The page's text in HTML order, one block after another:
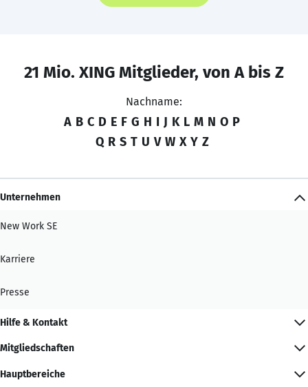
21 Mio. XING Mitglieder, von A bis Z
Nachname:
A B C D E F G H I J K L M N O P
Q R S T U V W X Y Z
Unternehmen
New Work SE
Karriere
Presse
Hilfe & Kontakt
Mitgliedschaften
Hauptbereiche